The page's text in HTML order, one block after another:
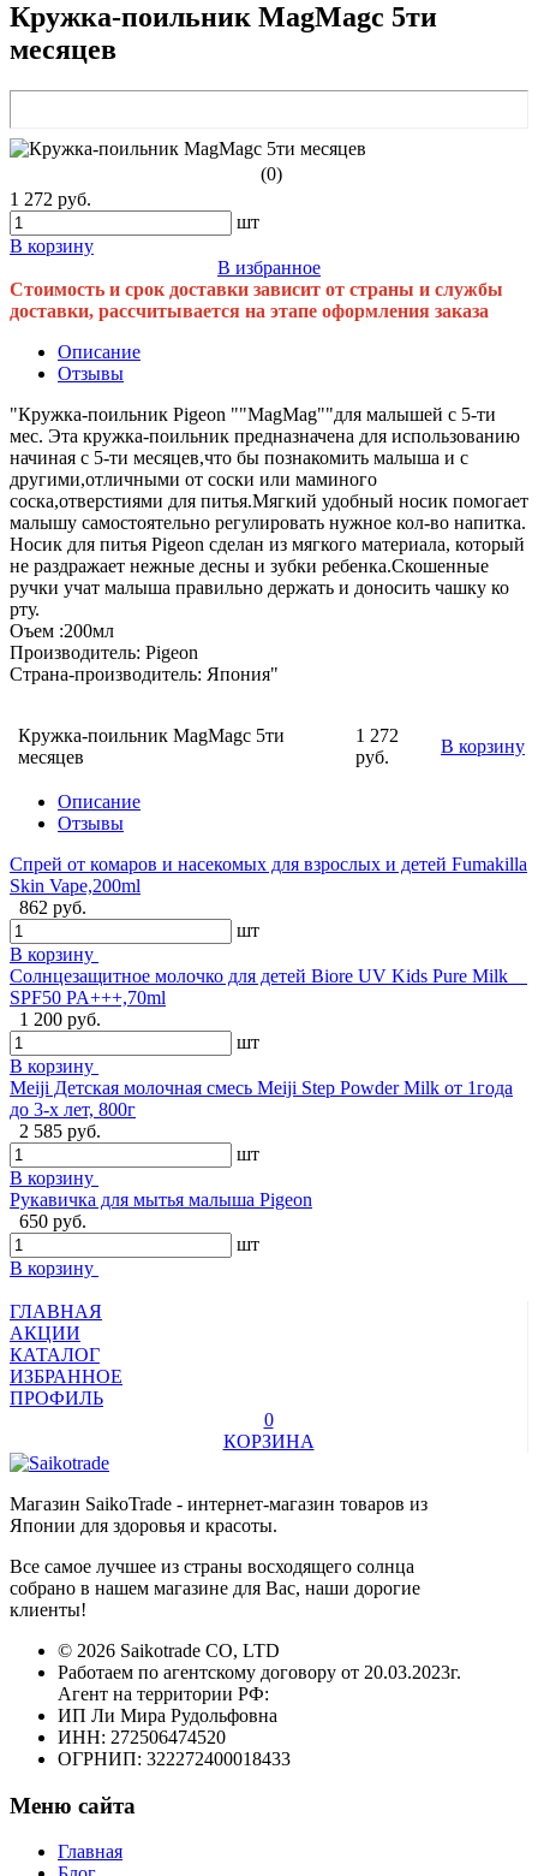
Кружка-поильник MagMagс 5ти
месяцев
(0)
1 272 руб.
шт
В корзину
В избранное
Стоимость и срок доставки зависит от страны и службы
доставки, рассчитывается на этапе оформления заказа
Описание
Отзывы
"Кружка-поильник Pigeon ""MagMag""для малышей с 5-ти
мес. Эта кружка-поильник предназначена для использованию
начиная с 5-ти месяцев,что бы познакомить малыша и с
другими,отличными от соски или маминого
соска,отверстиями для питья.Мягкий удобный носик помогает
малышу самостоятельно регулировать нужное кол-во напитка.
Носик для питья Pigeon сделан из мягкого материала, который
не раздражает нежные десны и зубки ребенка.Скошенные
ручки учат малыша правильно держать и доносить чашку ко
рту.
Оъем :200мл
Производитель: Pigeon
Страна-производитель: Япония"
Кружка-поильник MagMagс 5ти
месяцев
1 272
руб.
В корзину
Описание
Отзывы
Спрей от комаров и насекомых для взрослых и детей Fumakilla
Skin Vape,200ml
862 руб.
шт
В корзину
Солнцезащитное молочко для детей Biore UV Kids Pure Milk
SPF50 PA+++,70ml
1 200 руб.
шт
В корзину
Meiji Детская молочная смесь Meiji Step Powder Milk от 1года
до 3-х лет, 800г
2 585 руб.
шт
В корзину
Рукавичка для мытья малыша Pigeon
650 руб.
шт
В корзину
ГЛАВНАЯ
АКЦИИ
КАТАЛОГ
ИЗБРАННОЕ
ПРОФИЛЬ
0
КОРЗИНА
Магазин SaikoTrade - интернет-магазин товаров из
Японии для здоровья и красоты.
Все самое лучшее из страны восходящего солнца
собрано в нашем магазине для Вас, наши дорогие
клиенты!
© 2026 Saikotrade CO, LTD
Работаем по агентскому договору от 20.03.2023г.
Агент на территории РФ:
ИП Ли Мира Рудольфовна
ИНН: 272506474520
ОГРНИП: 322272400018433
Меню сайта
Главная